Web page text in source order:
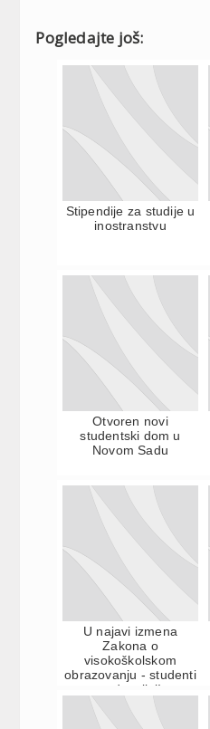
Pogledajte još:
Stipendije za studije u
inostranstvu
Otvoren novi
studentski dom u
Novom Sadu
U najavi izmena
Zakona o
visokoškolskom
obrazovanju - studenti
zadovoljni!